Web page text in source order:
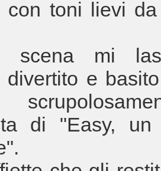
con toni lievi
scena mi
divertito e
di "Easy, un